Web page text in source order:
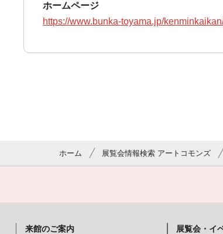
ホームページ
https://www.bunka-toyama.jp/
ホーム 展覧会情報検索 アートコモンズ
来館のご案内 展覧会・イ